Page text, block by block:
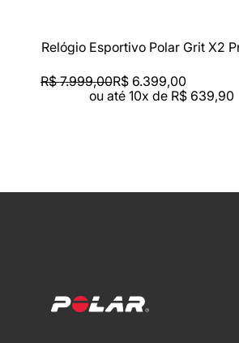
Relógio Esportivo Polar Grit X2
R$ 7.999,00R$ 6.399,00
ou até 10x de R$ 639,90